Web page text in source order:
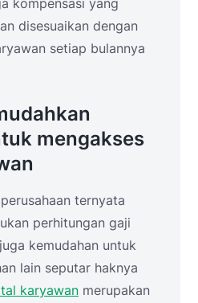
disesuaikan dengan
setiap bulannya
mengakses
ternyata
perhitungan gaji
kemudahan untuk
lain seputar haknya
karyawan merupakan